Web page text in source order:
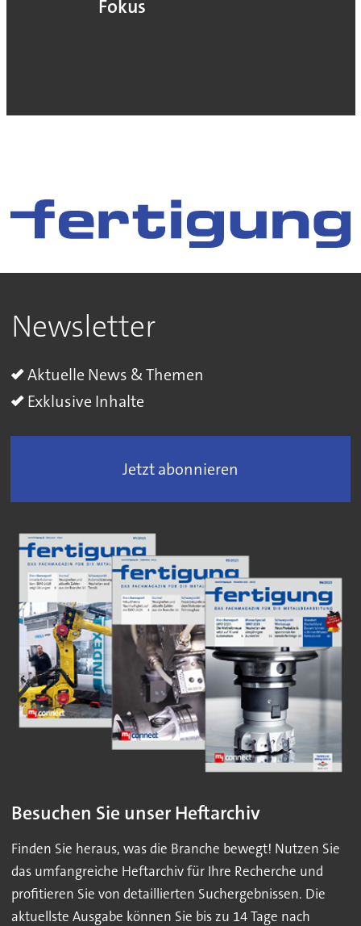
Fokus
Newsletter
Aktuelle News & Themen
Exklusive Inhalte
Jetzt abonnieren
Besuchen Sie unser Heftarchiv
Finden Sie heraus, was die Branche bewegt! Nutzen Sie
das umfangreiche Heftarchiv für Ihre Recherche und
profitieren Sie von detaillierten Suchergebnissen. Die
aktuellste Ausgabe können Sie bis zu 14 Tage nach